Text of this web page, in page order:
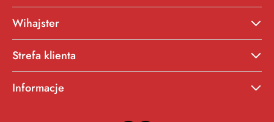
Wihajster
Strefa klienta
Informacje